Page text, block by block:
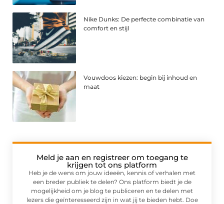
Nike Dunks: De perfecte combinatie van
comfort en stijl
Vouwdoos kiezen: begin bij inhoud en
maat
Meld je aan en registreer om toegang te
krijgen tot ons platform
Heb je de wens om jouw ideeën, kennis of verhalen met
een breder publiek te delen? Ons platform biedt je de
mogelijkheid om je blog te publiceren en te delen met
lezers die geïnteresseerd zijn in wat jij te bieden hebt. Doe